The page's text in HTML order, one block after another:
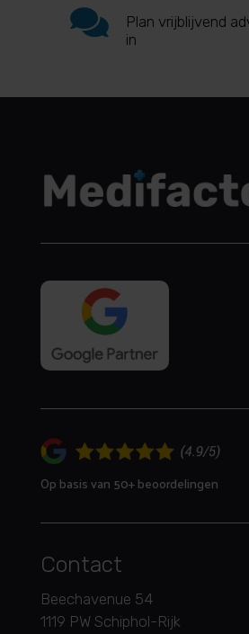

Plan vrijblijvend
in
Op basis van 50+ beoordelingen
Contact
Beechavenue 54
1119 PW Schiphol-Rijk